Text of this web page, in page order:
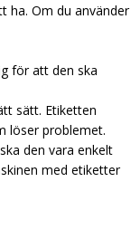
UNCATEGORIZED
ha. Om du använder
för att den ska
sätt. Etiketten
löser problemet.
den vara enkelt
med etiketter